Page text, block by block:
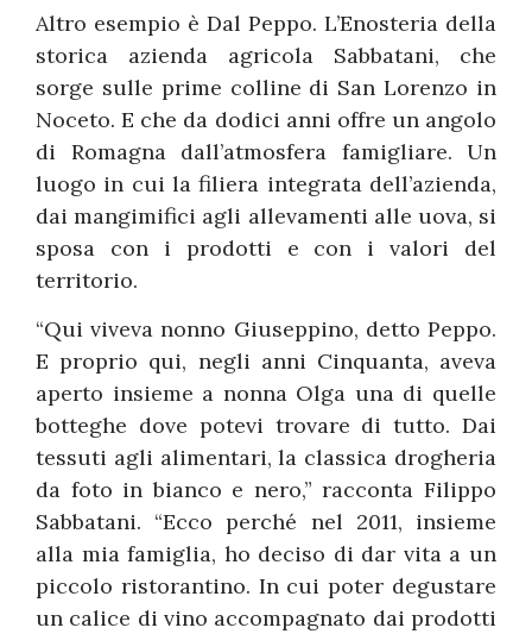
Altro esempio è Dal Peppo. L’Enosteria della
storica azienda agricola Sabbatani, che
sorge sulle prime colline di San Lorenzo in
Noceto. E che da dodici anni offre un angolo
di Romagna dall’atmosfera famigliare. Un
luogo in cui la filiera integrata dell’azienda,
dai mangimifici agli allevamenti alle uova, si
sposa con i prodotti e con i valori del
territorio.
“Qui viveva nonno Giuseppino, detto Peppo.
E proprio qui, negli anni Cinquanta, aveva
aperto insieme a nonna Olga una di quelle
botteghe dove potevi trovare di tutto. Dai
tessuti agli alimentari, la classica drogheria
da foto in bianco e nero,” racconta Filippo
Sabbatani. “Ecco perché nel 2011, insieme
alla mia famiglia, ho deciso di dar vita a un
piccolo ristorantino. In cui poter degustare
un calice di vino accompagnato dai prodotti